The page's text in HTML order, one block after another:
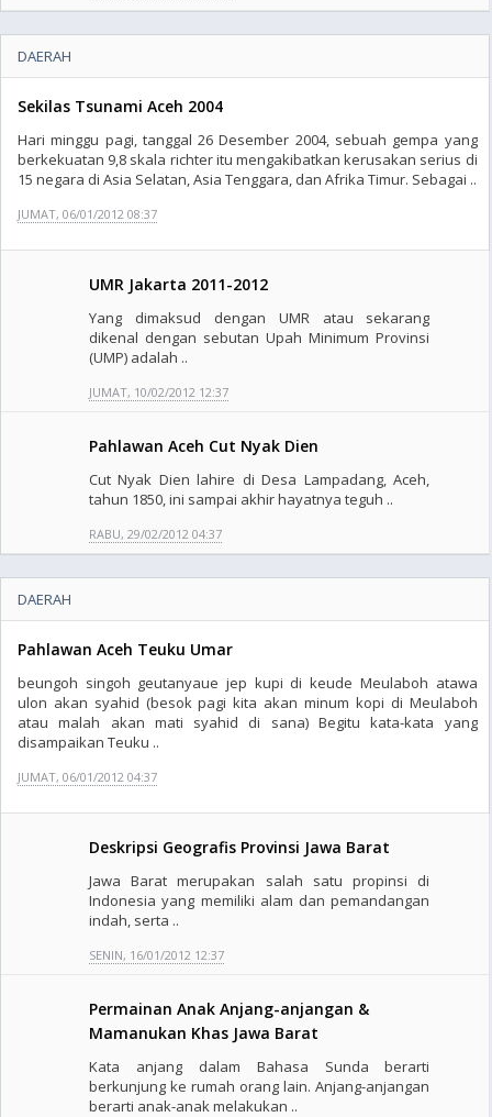
DAERAH
Sekilas Tsunami Aceh 2004
Hari minggu pagi, tanggal 26 Desember 2004, sebuah gempa yang
berkekuatan 9,8 skala richter itu mengakibatkan kerusakan serius di
15 negara di Asia Selatan, Asia Tenggara, dan Afrika Timur. Sebagai ..
JUMAT, 06/01/2012 08:37
UMR Jakarta 2011-2012
Yang dimaksud dengan UMR atau sekarang
dikenal dengan sebutan Upah Minimum Provinsi
(UMP) adalah ..
JUMAT, 10/02/2012 12:37
Pahlawan Aceh Cut Nyak Dien
Cut Nyak Dien lahire di Desa Lampadang, Aceh,
tahun 1850, ini sampai akhir hayatnya teguh ..
RABU, 29/02/2012 04:37
DAERAH
Pahlawan Aceh Teuku Umar
beungoh singoh geutanyaue jep kupi di keude Meulaboh atawa
ulon akan syahid (besok pagi kita akan minum kopi di Meulaboh
atau malah akan mati syahid di sana) Begitu kata-kata yang
disampaikan Teuku ..
JUMAT, 06/01/2012 04:37
Deskripsi Geografis Provinsi Jawa Barat
Jawa Barat merupakan salah satu propinsi di
Indonesia yang memiliki alam dan pemandangan
indah, serta ..
SENIN, 16/01/2012 12:37
Permainan Anak Anjang-anjangan &
Mamanukan Khas Jawa Barat
Kata anjang dalam Bahasa Sunda berarti
berkunjung ke rumah orang lain. Anjang-anjangan
berarti anak-anak melakukan ..